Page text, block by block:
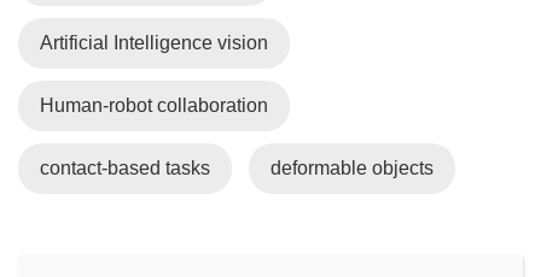
Artificial Intelligence vision
Human-robot collaboration
contact-based tasks deformable objects